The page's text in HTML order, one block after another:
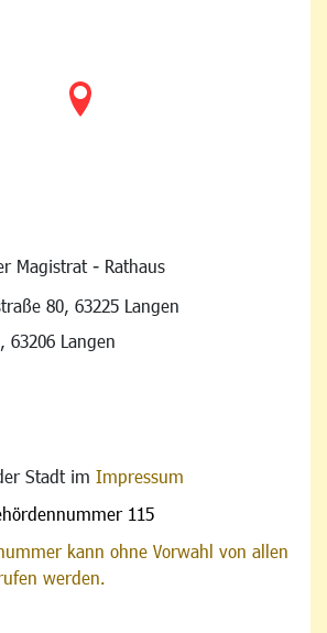
Magistrat - Rathaus
Maps Navigation
80, 63225 Langen
63206 Langen
Stadt im Impressum
115
kann ohne Vorwahl von allen
werden.